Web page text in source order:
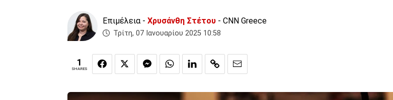
Επιμέλεια - Χρυσάνθη Στέτου - CNN Greece
Τρίτη, 07 Ιανουαρίου 2025 10:58
1
SHARES